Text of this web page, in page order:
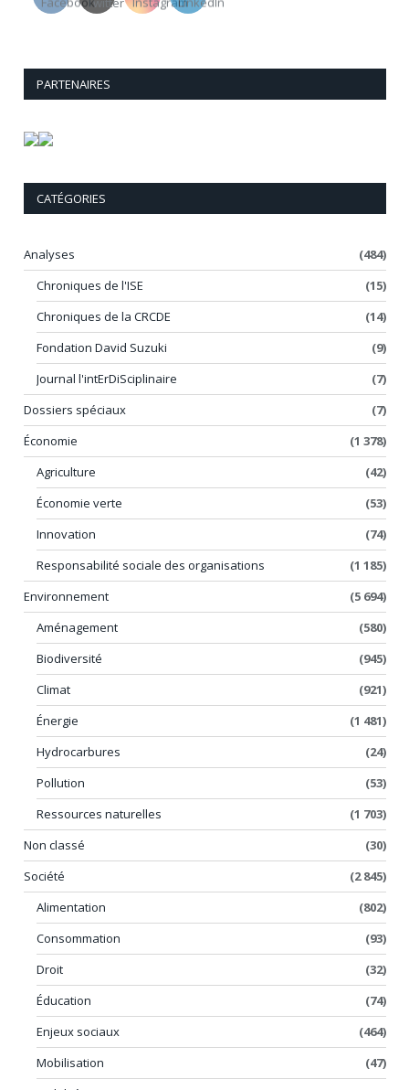
PARTENAIRES
CATÉGORIES
Analyses
(484)
Chroniques de l'ISE
(15)
Chroniques de la CRCDE
(14)
Fondation David Suzuki
(9)
Journal l'intErDiSciplinaire
(7)
Dossiers spéciaux
(7)
Économie
(1 378)
Agriculture
(42)
Économie verte
(53)
Innovation
(74)
Responsabilité sociale des organisations
(1 185)
Environnement
(5 694)
Aménagement
(580)
Biodiversité
(945)
Climat
(921)
Énergie
(1 481)
Hydrocarbures
(24)
Pollution
(53)
Ressources naturelles
(1 703)
Non classé
(30)
Société
(2 845)
Alimentation
(802)
Consommation
(93)
Droit
(32)
Éducation
(74)
Enjeux sociaux
(464)
Mobilisation
(47)